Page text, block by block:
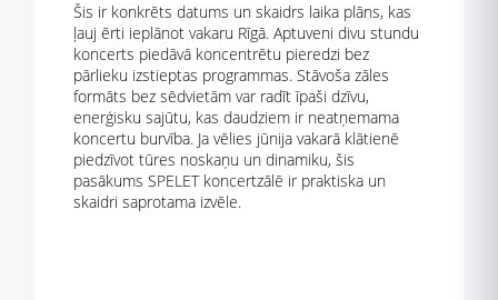
Šis ir konkrēts datums un skaidrs laika plāns, kas
ļauj ērti ieplānot vakaru Rīgā. Aptuveni divu stundu
koncerts piedāvā koncentrētu pieredzi bez
pārlieku izstieptas programmas. Stāvoša zāles
formāts bez sēdvietām var radīt īpaši dzīvu,
enerģisku sajūtu, kas daudziem ir neatņemama
koncertu burvība. Ja vēlies jūnija vakarā klātienē
piedzīvot tūres noskaņu un dinamiku, šis
pasākums SPELET koncertzālē ir praktiska un
skaidri saprotama izvēle.